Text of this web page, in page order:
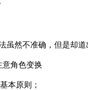
然不准确，但是却道
角色变换
本原则；